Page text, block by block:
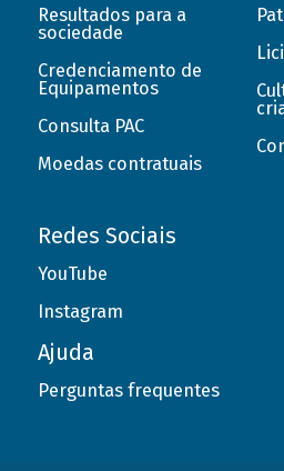
Resultados para a
sociedade
Credenciamento de
Equipamentos
Consulta PAC
Moedas contratuais
Redes Sociais
YouTube
Instagram
Ajuda
Perguntas frequentes